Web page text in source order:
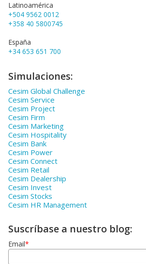
Latinoamérica
+504 9562 0012
+358 40 5800745
España
+34 653 651 700
Simulaciones:
Cesim Global Challenge
Cesim Service
Cesim Project
Cesim Firm
Cesim Marketing
Cesim Hospitality
Cesim Bank
Cesim Power
Cesim Connect
Cesim Retail
Cesim Dealership
Cesim Invest
Cesim Stocks
Cesim HR Management
Suscríbase a nuestro blog:
Email*